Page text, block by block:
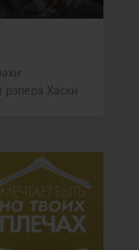
Хаски